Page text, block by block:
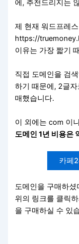
에, 추천드리지는
제 현재 워드프레
https://
이유는 가장 짧기
직접 도메인을 검
하기 때문에, 2글
매했습니다.
이 외에는 com 이
도메인 1년 비용은
카페
도메인을 구매하
위의 링크를 클릭
을 구매하실 수 있